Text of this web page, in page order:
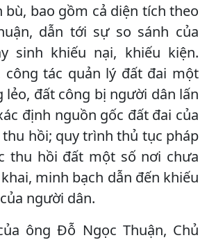
bù, bao gồm cả diện tích theo
dẫn tới sự so sánh của
sinh khiếu nại, khiếu kiện.
tác quản lý đất đai một
lẻo, đất công bị người dân lấn
định nguồn gốc đất đai của
hồi; quy trình thủ tục pháp
thu hồi đất một số nơi chưa
minh bạch dẫn đến khiếu
người dân.
ông Đỗ Ngọc Thuận, Chủ